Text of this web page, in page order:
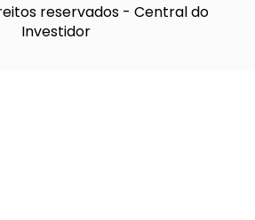
reservados - Central do
Investidor